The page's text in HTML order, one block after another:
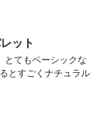
ット
とてもベーシックな
とすごくナチュラル